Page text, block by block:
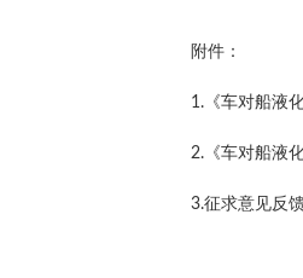
附件：
1.《车对船液
2.《车对船液
3.征求意见反